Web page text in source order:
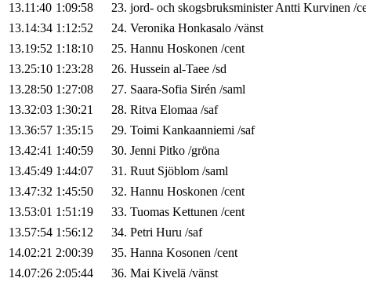
13.11:40 1:09:58 23. jord- och skogsbruksministerAntti Kurvinen /
13.14:34 1:12:52 24. Veronika Honkasalo /vänst
13.19:52 1:18:10 25. Hannu Hoskonen /cent
13.25:10 1:23:28 26. Hussein al-Taee /sd
13.28:50 1:27:08 27. Saara-Sofia Sirén /saml
13.32:03 1:30:21 28. Ritva Elomaa /saf
13.36:57 1:35:15 29. Toimi Kankaanniemi /saf
13.42:41 1:40:59 30. Jenni Pitko /gröna
13.45:49 1:44:07 31. Ruut Sjöblom /saml
13.47:32 1:45:50 32. Hannu Hoskonen /cent
13.53:01 1:51:19 33. Tuomas Kettunen /cent
13.57:54 1:56:12 34. Petri Huru /saf
14.02:21 2:00:39 35. Hanna Kosonen /cent
14.07:26 2:05:44 36. Mai Kivelä /vänst